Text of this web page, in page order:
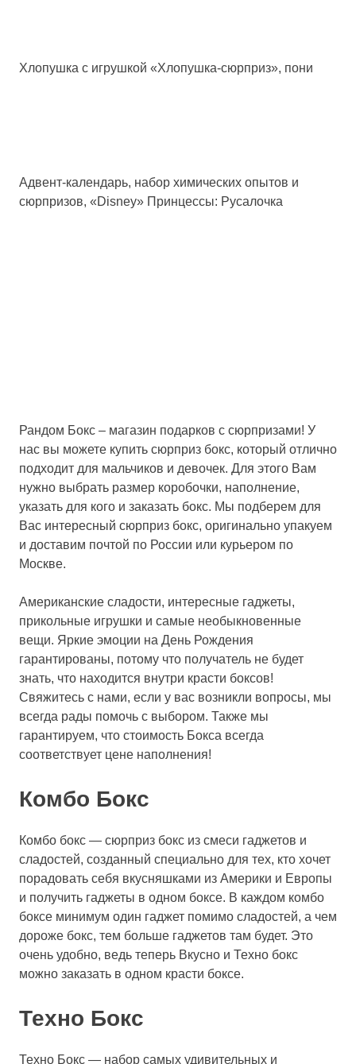
Хлопушка с игрушкой «Хлопушка-сюрприз», пони
Адвент-календарь, набор химических опытов и
сюрпризов, «Disney» Принцессы: Русалочка
Рандом Бокс – магазин подарков с сюрпризами! У
нас вы можете купить сюрприз бокс, который отлично
подходит для мальчиков и девочек. Для этого Вам
нужно выбрать размер коробочки, наполнение,
указать для кого и заказать бокс. Мы подберем для
Вас интересный сюрприз бокс, оригинально упакуем
и доставим почтой по России или курьером по
Москве.
Американские сладости, интересные гаджеты,
прикольные игрушки и самые необыкновенные
вещи. Яркие эмоции на День Рождения
гарантированы, потому что получатель не будет
знать, что находится внутри красти боксов!
Свяжитесь с нами, если у вас возникли вопросы, мы
всегда рады помочь с выбором. Также мы
гарантируем, что стоимость Бокса всегда
соответствует цене наполнения!
Комбо Бокс
Комбо бокс — сюрприз бокс из смеси гаджетов и
сладостей, созданный специально для тех, кто хочет
порадовать себя вкусняшками из Америки и Европы
и получить гаджеты в одном боксе. В каждом комбо
боксе минимум один гаджет помимо сладостей, а чем
дороже бокс, тем больше гаджетов там будет. Это
очень удобно, ведь теперь Вкусно и Техно бокс
можно заказать в одном красти боксе.
Техно Бокс
Техно Бокс — набор самых удивительных и